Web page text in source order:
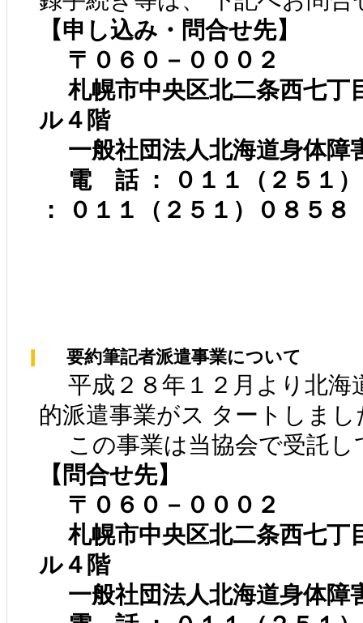
【申し込み・問合せ先】
〒０６０－０００２
札幌市中央区北二条西七丁
ル４階
一般社団法人北海道身体障
電 話 ： ０１１（２５１
： ０１１（２５１）０８５８
 要約筆記者派遣事業について
平成２８年１２月より北海
的派遣事業がス タートしまし
この事業は当協会で受託し
【問合せ先】
〒０６０－０００２
札幌市中央区北二条西七丁
ル４階
一般社団法人北海道身体障